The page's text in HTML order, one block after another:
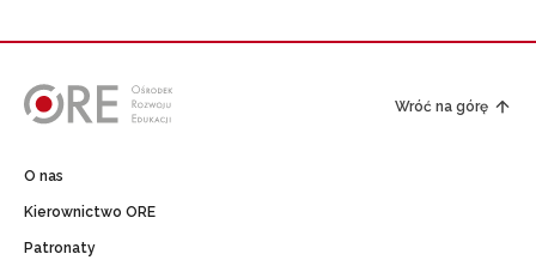
Wróć na górę
O nas
Kierownictwo ORE
Patronaty